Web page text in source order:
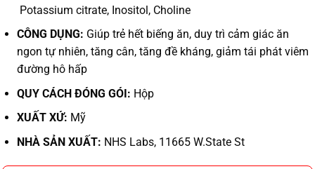
Potassium citrate, Inositol, Choline
CÔNG DỤNG: Giúp trẻ hết biếng ăn, duy trì cảm giác ăn
ngon tự nhiên, tăng cân, tăng đề kháng, giảm tái phát viêm
đường hô hấp
QUY CÁCH ĐÓNG GÓI: Hộp
XUẤT XỨ: Mỹ
NHÀ SẢN XUẤT: NHS Labs, 11665 W.State St